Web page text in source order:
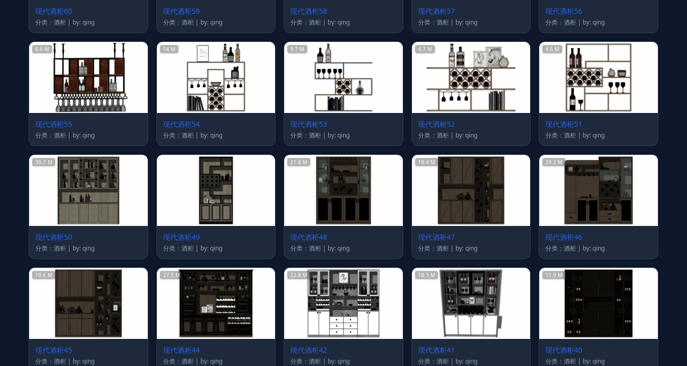
现代酒柜60
分类：酒柜 | by: qing
现代酒柜59
分类：酒柜 | by: qing
现代酒柜58
分类：酒柜 | by: qing
现代酒柜57
分类：酒柜 | by: qing
现代酒柜56
分类：酒柜 | by: qing
6.6 M
现代酒柜55
分类：酒柜 | by: qing
14 M
现代酒柜54
分类：酒柜 | by: qing
9.7 M
现代酒柜53
分类：酒柜 | by: qing
4.7 M
现代酒柜52
分类：酒柜 | by: qing
4.6 M
现代酒柜51
分类：酒柜 | by: qing
30.7 M
现代酒柜50
分类：酒柜 | by: qing
现代酒柜49
分类：酒柜 | by: qing
21.8 M
现代酒柜48
分类：酒柜 | by: qing
19.4 M
现代酒柜47
分类：酒柜 | by: qing
29.2 M
现代酒柜46
分类：酒柜 | by: qing
10.6 M
现代酒柜45
分类：酒柜 | by: qing
27.5 M
现代酒柜44
分类：酒柜 | by: qing
22.8 M
现代酒柜42
分类：酒柜 | by: qing
18.3 M
现代酒柜41
分类：酒柜 | by: qing
11.9 M
现代酒柜40
分类：酒柜 | by: qing